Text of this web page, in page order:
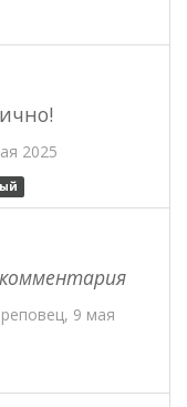
2025
9 мая